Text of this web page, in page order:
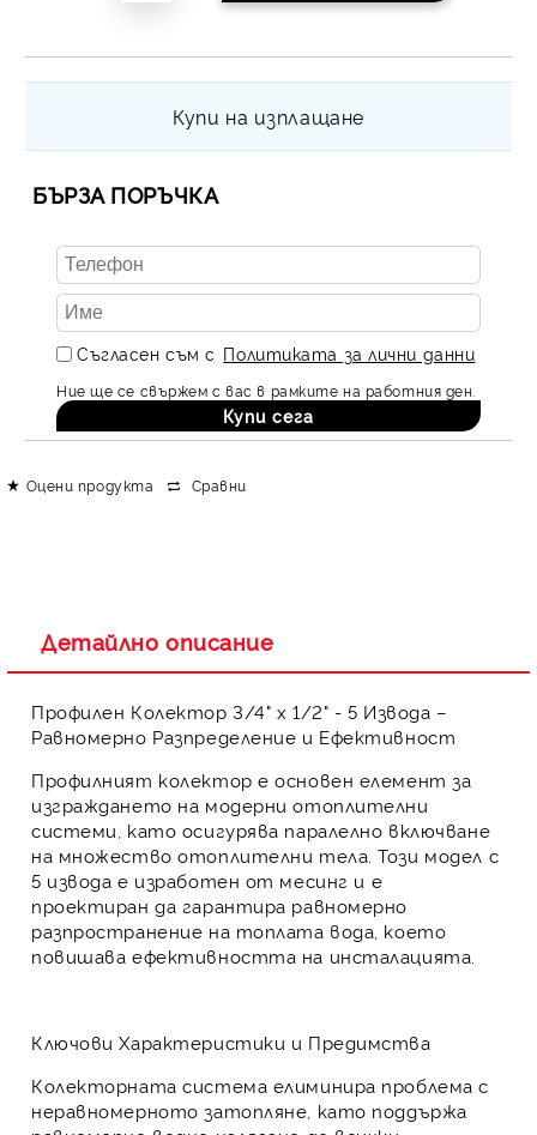
Купи на изплащане
БЪРЗА ПОРЪЧКА
Съгласен съм с Политиката за лични данни
Ние ще се свържем с вас в рамките на работния ден.
Оцени продукта Сравни
Детайлно описание
Профилен Колектор 3/4" х 1/2" - 5 Извода –
Равномерно Разпределение и Ефективност
Профилният колектор е основен елемент за
изграждането на модерниотоплителни
системи , като осигурява паралелно включване
на множество отоплителни тела. Този модел с
5 извода е изработен от месинг и е
проектиран да гарантира равномерно
разпространение на топлата вода , което
повишава ефективността на инсталацията.
Ключови Характеристики и Предимства
Колекторната система елиминира проблема с
неравномерното затопляне, като поддържа